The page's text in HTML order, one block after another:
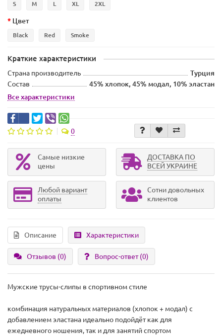
S M L XL 2XL
Цвет
Black Red Smoke
Краткие характеристики
Страна производитель
Турция
Состав
45% хлопок, 45% модал, 10% эластан
Все характеристики
0
Самые низкие
цены
ДОСТАВКА ПО
ВСЕЙ УКРАИНЕ
Любой вариант
оплаты
Сотни довольных
клиентов
Описание Характеристики
Отзывов (0) Вопрос-ответ(0)
Мужские трусы-слипы в спортивном стиле
комбинация натуральных материалов (хлопок + модал) с
добавлением эластана идеально подойдёт как для
ежедневного ношения, так и для занятий спортом